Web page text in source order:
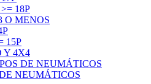
18P
O MENOS
15P
Y 4X4
DE NEUMÁTICOS
NEUMÁTICOS